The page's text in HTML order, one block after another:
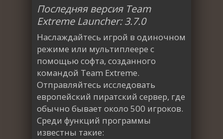
Последняя версия Team
Extreme Launcher: 3.7.0
Наслаждайтесь игрой в одиночном
режиме или мультиплеере с
помощью софта, созданного
командой Team Extreme.
Отправляйтесь исследовать
европейский пиратский сервер, где
обычно бывает около 500 игроков.
Среди функций программы
известны такие: